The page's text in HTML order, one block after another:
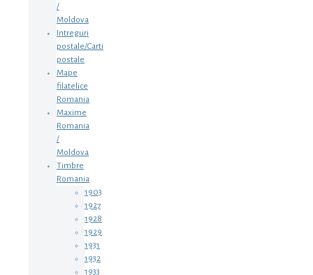
/
Moldova
Intreguri
postale/Carti
postale
Mape
filatelice
Romania
Maxime
Romania
/
Moldova
Timbre
Romania
1903
1927
1928
1929
1931
1932
1933